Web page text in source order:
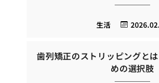
生活
歯列矯正のストリッピングと
めの選択肢